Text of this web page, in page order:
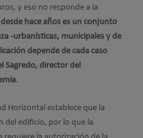
y eso no responde a la
desde hace años es un conjunto
-urbanísticas, municipales y de
depende de cada caso
Sagredo, director del
.
Horizontal establece que la
del edificio, por lo que la